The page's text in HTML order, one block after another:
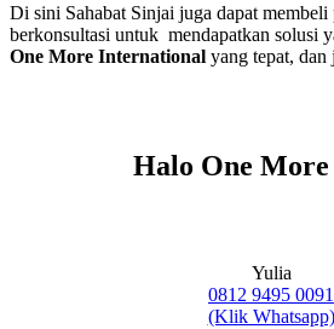
Di sini Sahabat Sinjai juga dapat membeli
berkonsultasi untuk mendapatkan solusi
One More International yang tepat,
Halo One
Yulia
0812 9495 0091
(Klik Whatsapp)